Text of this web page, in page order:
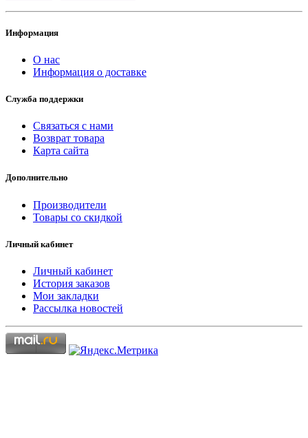
Информация
О нас
Информация о доставке
Служба поддержки
Связаться с нами
Возврат товара
Карта сайта
Дополнительно
Производители
Товары со скидкой
Личный кабинет
Личный кабинет
История заказов
Мои закладки
Рассылка новостей